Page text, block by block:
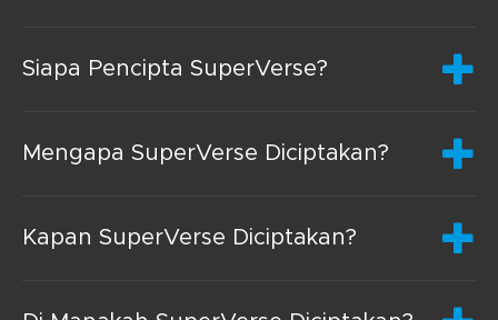
Siapa Pencipta SuperVerse?
Mengapa SuperVerse Diciptakan?
Kapan SuperVerse Diciptakan?